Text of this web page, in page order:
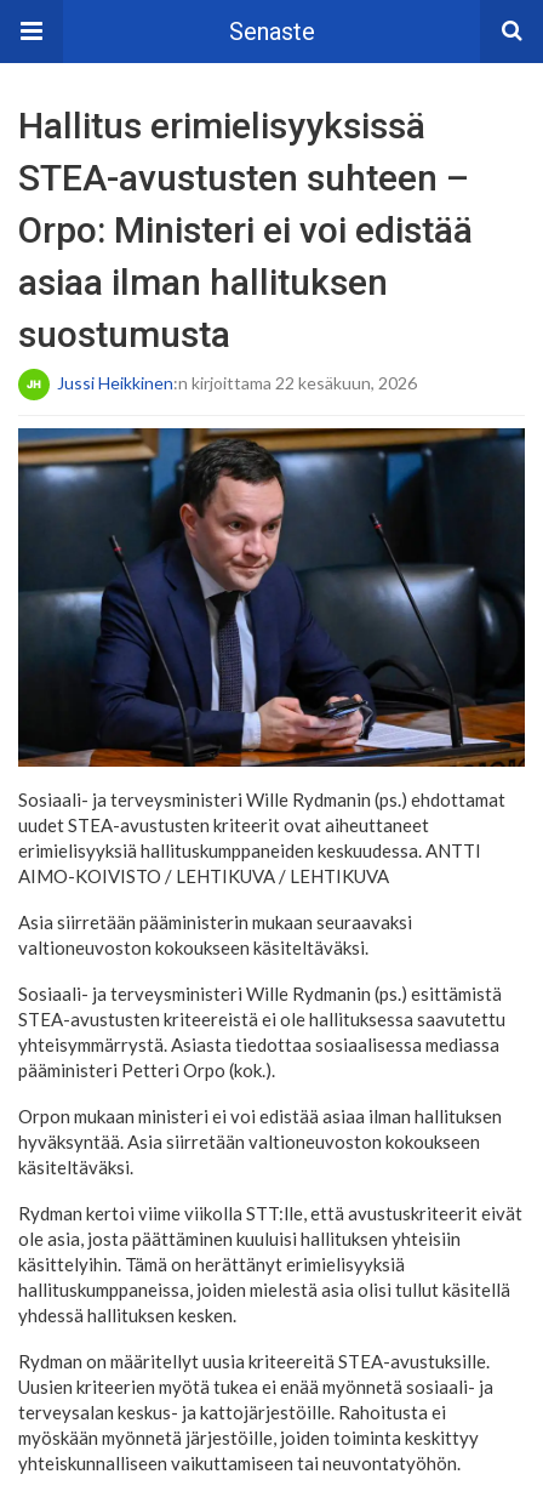
Senaste
Hallitus erimielisyyksissä
STEA-avustusten suhteen –
Orpo: Ministeri ei voi edistää
asiaa ilman hallituksen
suostumusta
Jussi Heikkinen:n kirjoittama 22 kesäkuun, 2026
Sosiaali- ja terveysministeri Wille Rydmanin (ps.) ehdottamat
uudet STEA-avustusten kriteerit ovat aiheuttaneet
erimielisyyksiä hallituskumppaneiden keskuudessa. ANTTI
AIMO-KOIVISTO / LEHTIKUVA/ LEHTIKUVA
Asia siirretään pääministerin mukaan seuraavaksi
valtioneuvoston kokoukseen käsiteltäväksi.
Sosiaali- ja terveysministeri Wille Rydmanin (ps.) esittämistä
STEA-avustusten kriteereistä ei ole hallituksessa saavutettu
yhteisymmärrystä. Asiasta tiedottaa sosiaalisessa mediassa
pääministeri Petteri Orpo (kok.).
Orpon mukaan ministeri ei voi edistää asiaa ilman hallituksen
hyväksyntää. Asia siirretään valtioneuvoston kokoukseen
käsiteltäväksi.
Rydman kertoi viime viikolla STT:lle, että avustuskriteerit eivät
ole asia, josta päättäminen kuuluisi hallituksen yhteisiin
käsittelyihin. Tämä on herättänyt erimielisyyksiä
hallituskumppaneissa, joiden mielestä asia olisi tullut käsitellä
yhdessä hallituksen kesken.
Rydman on määritellyt uusia kriteereitä STEA-avustuksille.
Uusien kriteerien myötä tukea ei enää myönnetä sosiaali- ja
terveysalan keskus- ja kattojärjestöille. Rahoitusta ei
myöskään myönnetä järjestöille, joiden toiminta keskittyy
yhteiskunnalliseen vaikuttamiseen tai neuvontatyöhön.